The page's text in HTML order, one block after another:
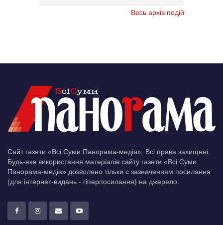
Весь архів подій
Сайт газети «Всі Суми Панорама-медіа». Всі права захищені.
Будь-яке використання матеріалів сайту газети «Всі Суми
Панорама-медіа» дозволено тільки c зазначенням посилання
(для інтернет-видань - гіперпосилання) на джерело.